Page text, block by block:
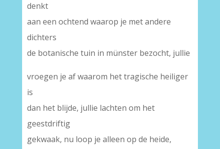
denkt
aan een ochtend waarop je met andere
dichters
de botanische tuin in münster bezocht, jullie
vroegen je af waarom het tragische heiliger
is
dan het blijde, jullie lachten om het
geestdriftig
gekwaak, nu loop je alleen op de heide,